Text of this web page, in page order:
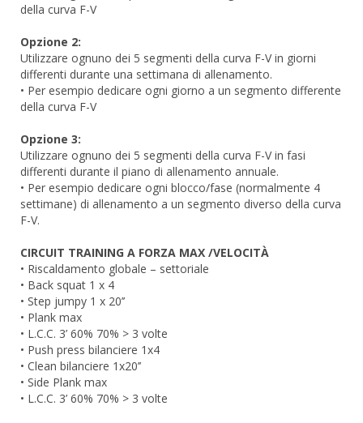
della curva F-V
Opzione 2:
Utilizzare ognuno dei 5 segmenti della curva F-V in giorni
differenti durante una settimana di allenamento.
• Per esempio dedicare ogni giorno a un segmento differente
della curva F-V
Opzione 3:
Utilizzare ognuno dei 5 segmenti della curva F-V in fasi
differenti durante il piano di allenamento annuale.
• Per esempio dedicare ogni blocco/fase (normalmente 4
settimane) di allenamento a un segmento diverso della curva
F-V.
CIRCUIT TRAINING A FORZA MAX /VELOCITÀ
• Riscaldamento globale – settoriale
• Back squat 1 x 4
• Step jumpy 1 x 20’’
• Plank max
• L.C.C. 3’ 60% 70% > 3 volte
• Push press bilanciere 1x4
• Clean bilanciere 1x20’’
• Side Plank max
• L.C.C. 3’ 60% 70% > 3 volte